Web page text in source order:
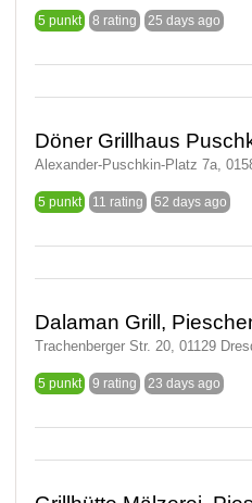
5 punkt 8 rating 25 days ago
Döner Grillhaus
Alexander-Puschkin-Platz 7a,
5 punkt 11 rating 52 days ago
Dalaman Grill,
Trachenberger Str. 20, 01129
5 punkt 9 rating 23 days ago